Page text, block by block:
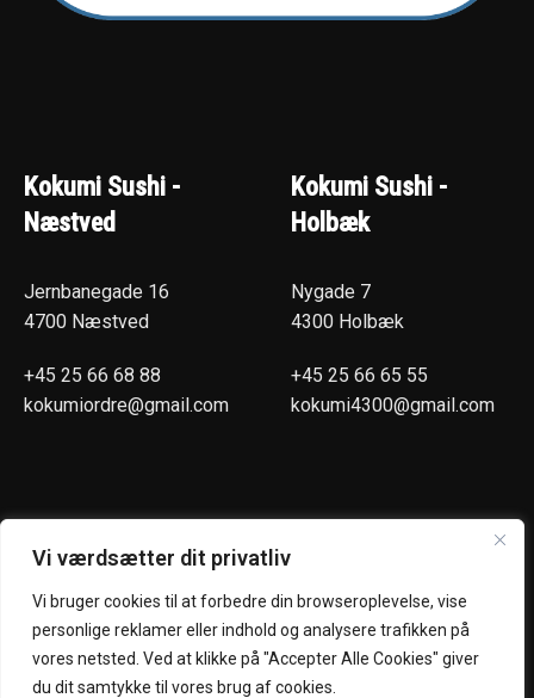
Vi værdsætter dit privatliv
Vi bruger cookies til at forbedre din browseroplevelse, vise
personlige reklamer eller indhold og analysere trafikken på
vores netsted. Ved at klikke på "Accepter Alle Cookies" giver
du dit samtykke til vores brug af cookies.
Kokumi Sushi -
Næstved
Jernbanegade 16
4700 Næstved
+45 25 66 68 88
kokumiordre@gmail.com
Kokumi Sushi -
Holbæk
Nygade 7
4300 Holbæk
+45 25 66 65 55
kokumi4300@gmail.com
(Hentselv - Levering)
Mandag - Torsdag :
Næstved
Holbæk